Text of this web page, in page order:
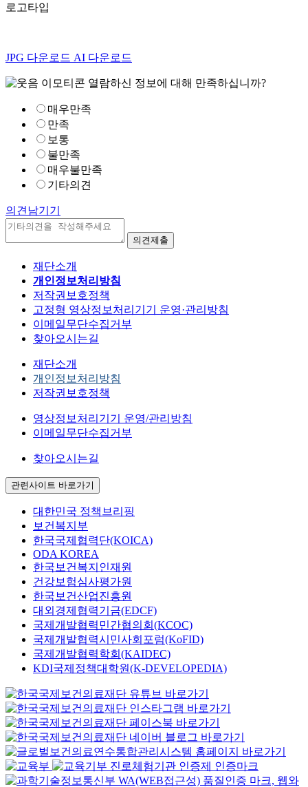
로고타입
JPG 다운로드 AI 다운로드
열람하신 정보에 대해 만족하십니까?
매우만족
만족
보통
불만족
매우불만족
기타의견
의견남기기
재단소개
개인정보처리방침
저작권보호정책
고정형 영상정보처리기기 운영·관리방침
이메일무단수집거부
찾아오시는길
재단소개
개인정보처리방침
저작권보호정책
영상정보처리기기 운영/관리방침
이메일무단수집거부
찾아오시는길
관련사이트 바로가기
대한민국 정책브리핑
보건복지부
한국국제협력단(KOICA)
ODA KOREA
한국보건복지인재원
건강보험심사평가원
한국보건산업진흥원
대외경제협력기금(EDCF)
국제개발협력민간협의회(KCOC)
국제개발협력시민사회포럼(KoFID)
국제개발협력학회(KAIDEC)
KDI국제정책대학원(K-DEVELOPEDIA)